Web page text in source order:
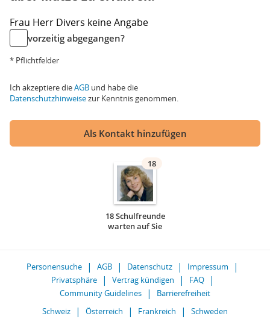
Frau Herr Divers keine Angabe
vorzeitig abgegangen?
* Pflichtfelder
Ich akzeptiere dieAGB und habe die
Datenschutzhinweisezur Kenntnis genommen.
Als Kontakt hinzufügen
18
18 Schulfreunde
warten auf Sie
Personensuche AGB Datenschutz
Impressum
Privatsphäre
Vertrag kündigen
FAQ
Community Guidelines
Barrierefreiheit
Schweiz
Österreich Frankreich Schweden